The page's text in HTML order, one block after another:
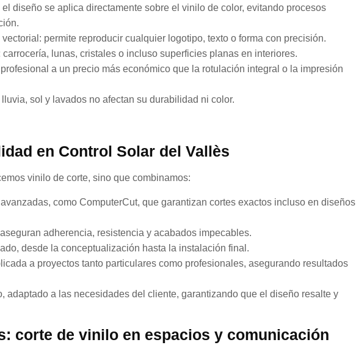
diseño se aplica directamente sobre el vinilo de color, evitando procesos
permite reproducir cualquier logotipo, texto o forma con precisión.
lunas, cristales o incluso superficies planas en interiores.
a un precio más económico que la rotulación integral o la impresión
sol y lavados no afectan su durabilidad ni color.
en Control Solar del Vallès
vinilo de corte, sino que combinamos:
como ComputerCut, que garantizan cortes exactos incluso en diseños
adherencia, resistencia y acabados impecables.
desde la conceptualización hasta la instalación final.
a proyectos tanto particulares como profesionales, asegurando resultados
adaptado a las necesidades del cliente, garantizando que el diseño resalte y
corte de vinilo en espacios y comunicación